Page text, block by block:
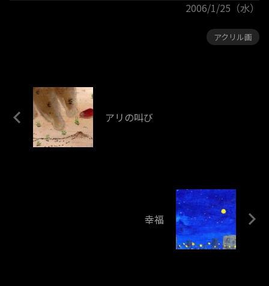
2006/1/25（水）
アクリル画
アリの叫び
幸福